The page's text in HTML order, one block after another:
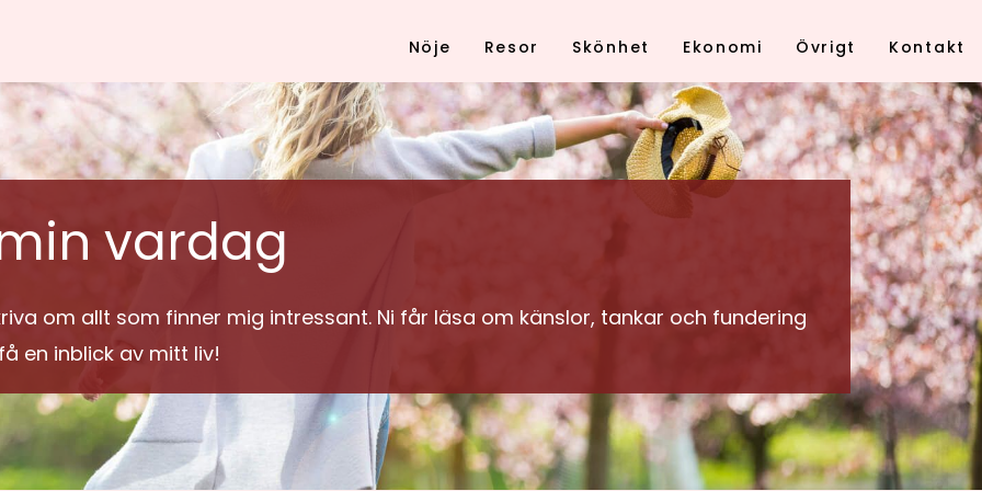
Nöje Resor Skönhet Ekonomi Övrigt Kontakt
vardag
om allt som finner mig intressant. Ni får läsa om känslor, tankar och fundering
en inblick av mitt liv!